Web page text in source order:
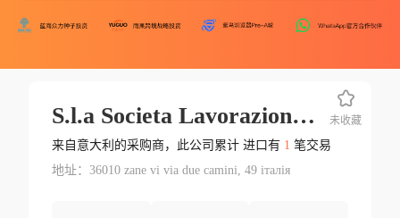
S.l.a Societа Lavorazione Acciai S.r.l.
来自意大利的采购商，此公司累计 进口有 1 笔交易
地址：36010 zane vi via due camini, 49 італія
未收藏